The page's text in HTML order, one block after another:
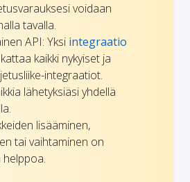
voidaan
tavalla.
API: Yksi integraatio
kattaa kaikki nykyiset ja
integraatiot.
lähetyksiäsi yhdellä
lisääminen,
tai vaihtaminen on